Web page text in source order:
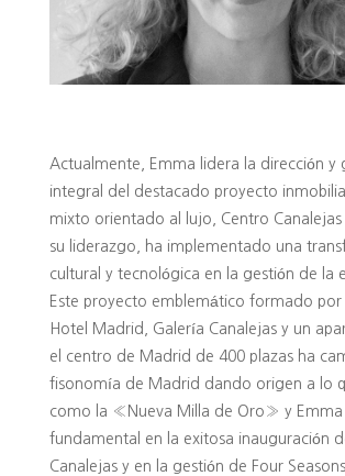
Actualmente, Emma lidera la dirección y
integral del destacado proyecto
mixto orientado al lujo, Centro
su liderazgo, ha implementado una
cultural y tecnológica en la gestión de la
Este proyecto emblemático formado por
Hotel Madrid, Galería Canalejas y un
el centro de Madrid de 400 plazas ha
fisonomía de Madrid dando origen a lo
como la «Nueva Milla de Oro» y Emma
fundamental en la exitosa inauguración
Canalejas y en la gestión de Four